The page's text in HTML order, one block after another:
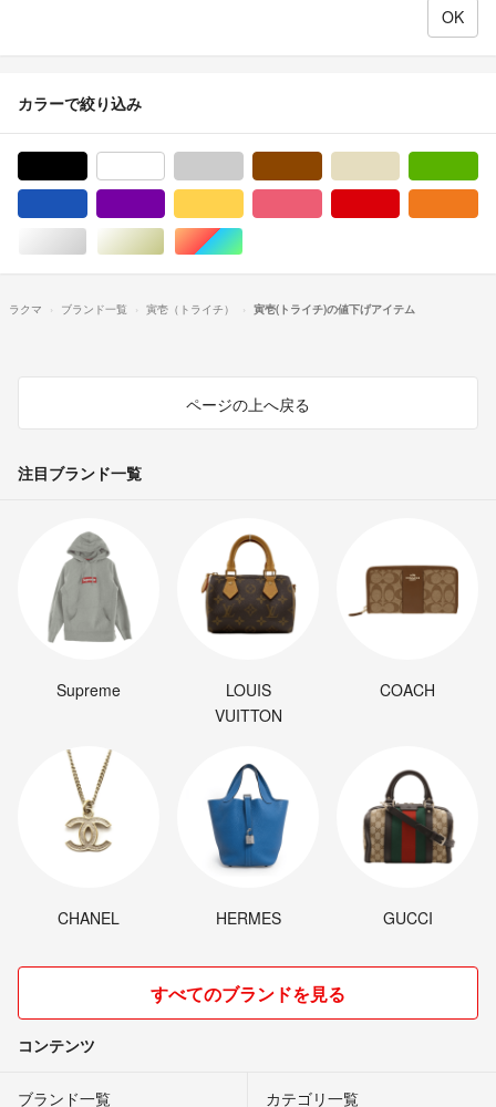
カラーで絞り込み
シルバー/銀色系ゴールド/金色系マルチカラー
ラクマ ブランド一覧 寅壱（トライチ） 寅壱(トライチ)の値下げアイテム
ページの上へ戻る
注目ブランド一覧
Supreme
LOUIS
VUITTON
COACH
CHANEL HERMES GUCCI
すべてのブランドを見る
コンテンツ
ブランド一覧 カテゴリ一覧